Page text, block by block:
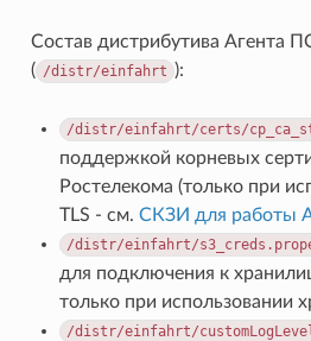
Состав дистрибутива
( /distr/einfahrt ):
/distr/einfahrt/certs/
поддержкой корневых
Ростелекома (только при
TLS - см. СКЗИ для работы
/distr/einfahrt/
для подключения к
только при использовании
/distr/einfahrt/